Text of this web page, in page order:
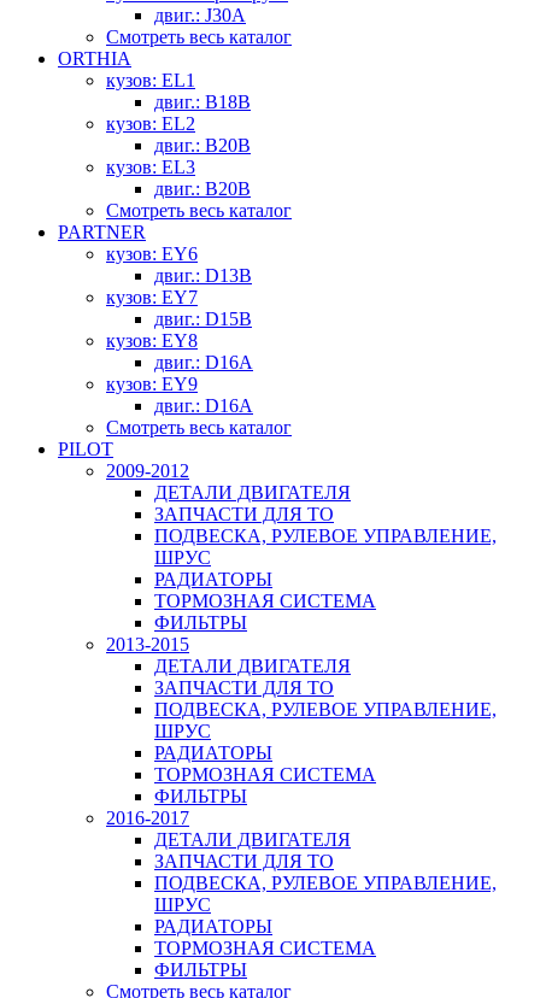
двиг.: J30A
Смотреть весь каталог
ORTHIA
кузов: EL1
двиг.: B18B
кузов: EL2
двиг.: B20B
кузов: EL3
двиг.: B20B
Смотреть весь каталог
PARTNER
кузов: EY6
двиг.: D13B
кузов: EY7
двиг.: D15B
кузов: EY8
двиг.: D16A
кузов: EY9
двиг.: D16A
Смотреть весь каталог
PILOT
2009-2012
ДЕТАЛИ ДВИГАТЕЛЯ
ЗАПЧАСТИ ДЛЯ ТО
ПОДВЕСКА, РУЛЕВОЕ УПРАВЛЕНИЕ,
ШРУС
РАДИАТОРЫ
ТОРМОЗНАЯ СИСТЕМА
ФИЛЬТРЫ
2013-2015
ДЕТАЛИ ДВИГАТЕЛЯ
ЗАПЧАСТИ ДЛЯ ТО
ПОДВЕСКА, РУЛЕВОЕ УПРАВЛЕНИЕ,
ШРУС
РАДИАТОРЫ
ТОРМОЗНАЯ СИСТЕМА
ФИЛЬТРЫ
2016-2017
ДЕТАЛИ ДВИГАТЕЛЯ
ЗАПЧАСТИ ДЛЯ ТО
ПОДВЕСКА, РУЛЕВОЕ УПРАВЛЕНИЕ,
ШРУС
РАДИАТОРЫ
ТОРМОЗНАЯ СИСТЕМА
ФИЛЬТРЫ
Смотреть весь каталог